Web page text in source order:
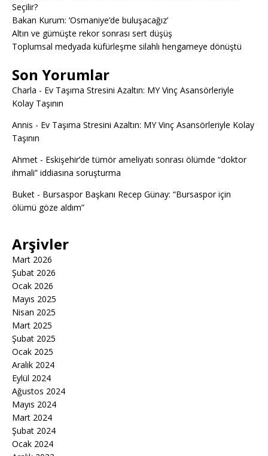
Seçilir?
Bakan Kurum: ‘Osmaniye’de buluşacağız’
Altın ve gümüşte rekor sonrası sert düşüş
Toplumsal medyada küfürleşme silahlı hengameye dönüştü
Son Yorumlar
Charla - Ev Taşıma Stresini Azaltın: MY Vinç Asansörleriyle
Kolay Taşının
Annis - Ev Taşıma Stresini Azaltın: MY Vinç Asansörleriyle Kolay
Taşının
Ahmet - Eskişehir’de tümör ameliyatı sonrası ölümde “doktor
ihmali” iddiasına soruşturma
Buket - Bursaspor Başkanı Recep Günay: “Bursaspor için
ölümü göze aldım”
Arşivler
Mart 2026
Şubat 2026
Ocak 2026
Mayıs 2025
Nisan 2025
Mart 2025
Şubat 2025
Ocak 2025
Aralık 2024
Eylül 2024
Ağustos 2024
Mayıs 2024
Mart 2024
Şubat 2024
Ocak 2024